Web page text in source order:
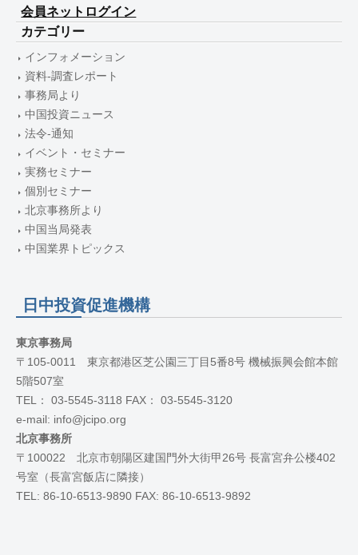
会員ネットログイン
カテゴリー
インフォメーション
資料-調査レポート
事務局より
中国投資ニュース
法令-通知
イベント・セミナー
実務セミナー
個別セミナー
北京事務所より
中国当局発表
中国業界トピックス
日中投資促進機構
東京事務局
〒105-0011 東京都港区芝公園三丁目5番8号 機械振興会館本館
5階507室
TEL： 03-5545-3118 FAX： 03-5545-3120
e-mail: info@jcipo.org
北京事務所
〒100022 北京市朝陽区建国門外大街甲26号 長富宮弁公楼402
号室（長富宮飯店に隣接）
TEL: 86-10-6513-9890 FAX: 86-10-6513-9892